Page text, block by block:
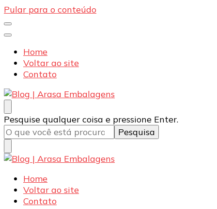
Pular para o conteúdo
Home
Voltar ao site
Contato
Blog | Arasa Embalagens
Confira conteúdos sobre embalagens para pizzas,
doces e salgados. Tudo para seu comércio com a
qualidade Arasa. Leia nossos conteúdos!
Procurando
algo?
Pesquise qualquer coisa e pressione Enter.
Blog | Arasa Embalagens
Confira conteúdos sobre embalagens para pizzas,
doces e salgados. Tudo para seu comércio com a
qualidade Arasa. Leia nossos conteúdos!
Home
Voltar ao site
Contato